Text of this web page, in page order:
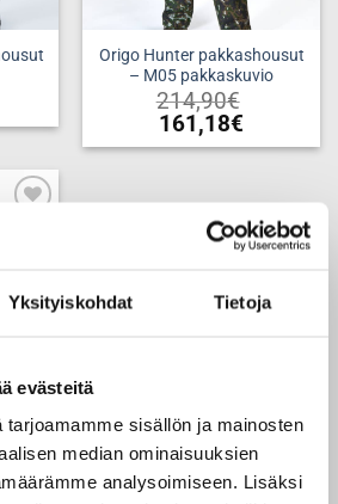
Yksityiskohdat Tietoja
evästeitä
tarjoamamme sisällön ja mainosten
median ominaisuuksien
analysoimiseen. Lisäksi
Origo Hunter pakkashousut
– M05 pakkaskuvio
214,90€
161,18€
Tällä
useampi
muunnelma.
tehdä